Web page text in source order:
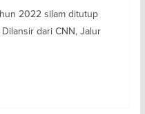
2022 silam ditutup
dari CNN, Jalur